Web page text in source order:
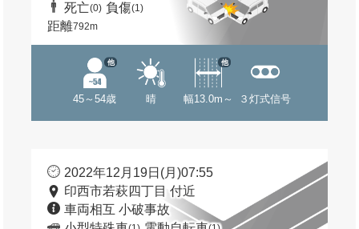
死亡(0) 負傷(1)
距離792m
45～54歳
他
晴 幅13.0m～
他
３灯式信号
2022年12月19日(月)07:55
印西市若萩四丁目 付近
車両相互 小破事故